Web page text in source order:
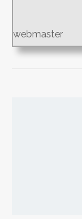
webmaster